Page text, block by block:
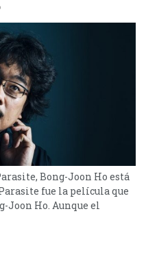
Bong-Joon Ho está
fue la película que
Ho. Aunque el
cintas que le dieron su
Mejor Película la que